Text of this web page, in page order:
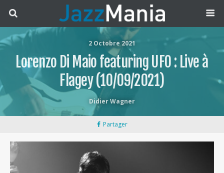
2 Octobre 2021
Lorenzo Di Maio featuring UFO : Live à
Flagey (10/09/2021)
Didier Wagner
Partager